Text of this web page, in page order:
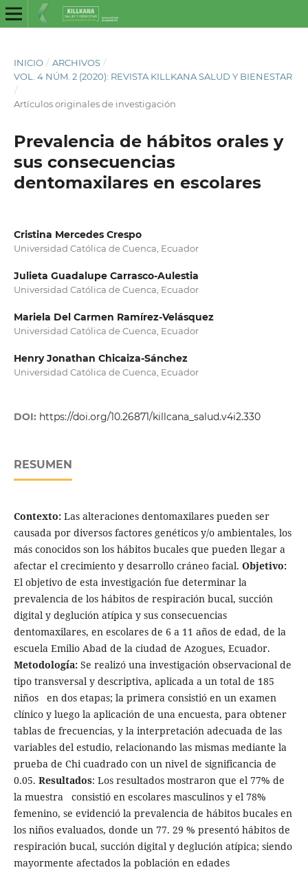
INICIO / ARCHIVOS /
VOL. 4 NÚM. 2 (2020): REVISTA KILLKANA SALUD Y BIENESTAR
/
Artículos originales de investigación
Prevalencia de hábitos orales y
sus consecuencias
dentomaxilares en escolares
Cristina Mercedes Crespo
Universidad Católica de Cuenca, Ecuador
Julieta Guadalupe Carrasco-Aulestia
Universidad Católica de Cuenca, Ecuador
Mariela Del Carmen Ramírez-Velásquez
Universidad Católica de Cuenca, Ecuador
Henry Jonathan Chicaiza-Sánchez
Universidad Católica de Cuenca, Ecuador
DOI: https://doi.org/10.26871/killcana_salud.v4i2.330
RESUMEN
Contexto:Las alteraciones dentomaxilares pueden ser
causada por diversos factores genéticos y/o ambientales, los
más conocidos son los hábitos bucales que pueden llegar a
afectar el crecimiento y desarrollo cráneo facial. Objetivo:
El objetivo de esta investigación fue determinar la
prevalencia de los hábitos de respiración bucal, succión
digital y deglución atípica y sus consecuencias
dentomaxilares, en escolares de 6 a 11 años de edad, de la
escuela Emilio Abad de la ciudad de Azogues, Ecuador.
Metodología:Se realizó una investigación observacional de
tipo transversal y descriptiva, aplicada a un total de 185
niños en dos etapas; la primera consistió en un examen
clínico y luego la aplicación de una encuesta, para obtener
tablas de frecuencias, y la interpretación adecuada de las
variables del estudio, relacionando las mismas mediante la
prueba de Chi cuadrado con un nivel de significancia de
0.05. Resultados: Los resultados mostraron que el 77% de
la muestra consistió en escolares masculinos y el 78%
femenino, se evidenció la prevalencia de hábitos bucales en
los niños evaluados, donde un 77. 29 % presentó hábitos de
respiración bucal, succión digital y deglución atípica; siendo
mayormente afectados la población en edades